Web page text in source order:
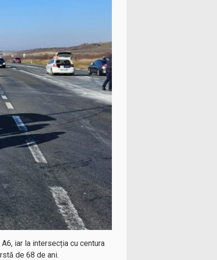
iar la intersecția cu centura
de 68 de ani.